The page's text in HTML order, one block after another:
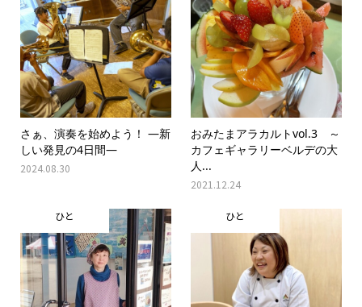
さぁ、演奏を始めよう！ ―新
しい発見の4日間―
2024.08.30
おみたまアラカルトvol.3 ～
カフェギャラリーベルデの大
人...
2021.12.24
ひと ひと